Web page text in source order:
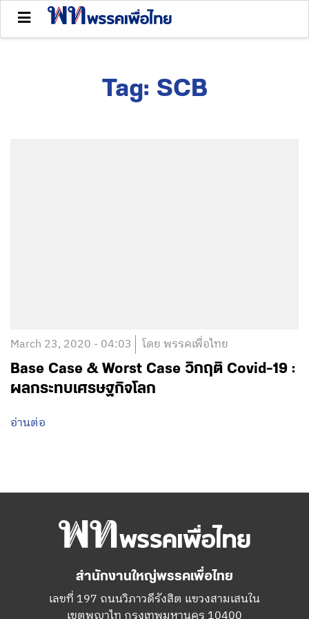
Tag: SCB
March 23, 2020 - 04:03 โดย พรรคเพื่อไทย
Base Case & Worst Case วิกฤติ Covid-19 :
ผลกระทบเศรษฐกิจโลก
อ่านต่อ
สำนักงานใหญ่พรรคเพื่อไทย
เลขที่ 197 ถนนวิภาวดีรังสิต แขวงสามเสนใน